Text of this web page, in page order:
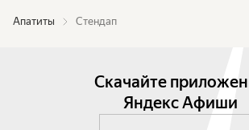
Апатиты Стендап
Скачайте
Яндекс Афиши